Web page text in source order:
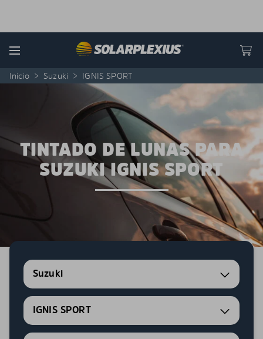
Menu
Inicio > Suzuki > IGNIS SPORT
TINTADO DE LUNAS PARA
SUZUKI IGNIS SPORT
Suzuki
IGNIS SPORT